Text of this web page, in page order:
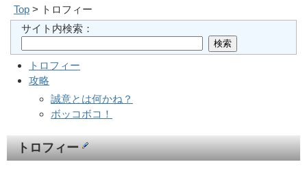
Top > トロフィー
サイト内検索：
トロフィー
攻略
誠意とは何かね？
ボッコボコ！
トロフィー